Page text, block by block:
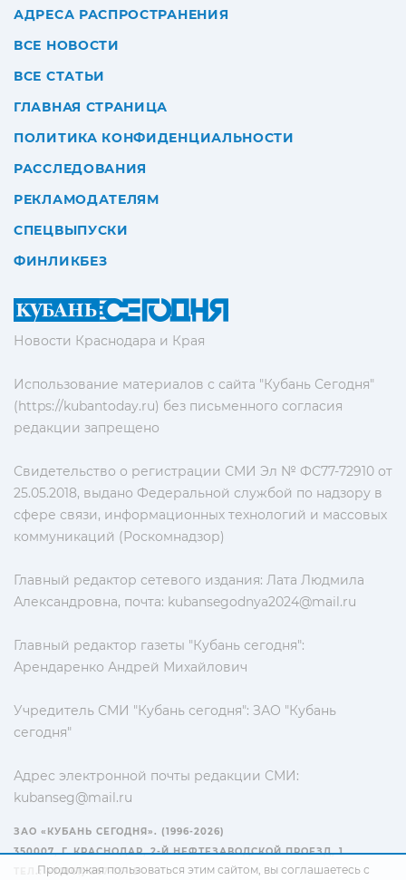
Новости Краснодара и Края
Использование материалов с сайта "Кубань Сегодня"
(https://kubantoday.ru) без письменного согласия
редакции запрещено
Свидетельство о регистрации СМИ Эл № ФС77-72910 от
25.05.2018, выдано Федеральной службой по надзору в
сфере связи, информационных технологий и массовых
коммуникаций (Роскомнадзор)
Главный редактор сетевого издания: Лата Людмила
Александровна, почта: kubansegodnya2024@mail.ru
Главный редактор газеты "Кубань сегодня":
Арендаренко Андрей Михайлович
Учредитель СМИ "Кубань сегодня": ЗАО "Кубань
сегодня"
Адрес электронной почты редакции СМИ:
kubanseg@mail.ru
АДРЕСА РАСПРОСТРАНЕНИЯ
ВСЕ НОВОСТИ
ВСЕ СТАТЬИ
ГЛАВНАЯ СТРАНИЦА
ПОЛИТИКА КОНФИДЕНЦИАЛЬНОСТИ
РАССЛЕДОВАНИЯ
РЕКЛАМОДАТЕЛЯМ
СПЕЦВЫПУСКИ
ФИНЛИКБЕЗ
ЗАО «КУБАНЬ СЕГОДНЯ». (1996-2026)
350007, Г. КРАСНОДАР, 2-Й НЕФТЕЗАВОДСКОЙ ПРОЕЗД, 1
ТЕЛ.: +7(861) 267-15-15
Продолжая пользоваться этим сайтом, вы соглашаетесь с